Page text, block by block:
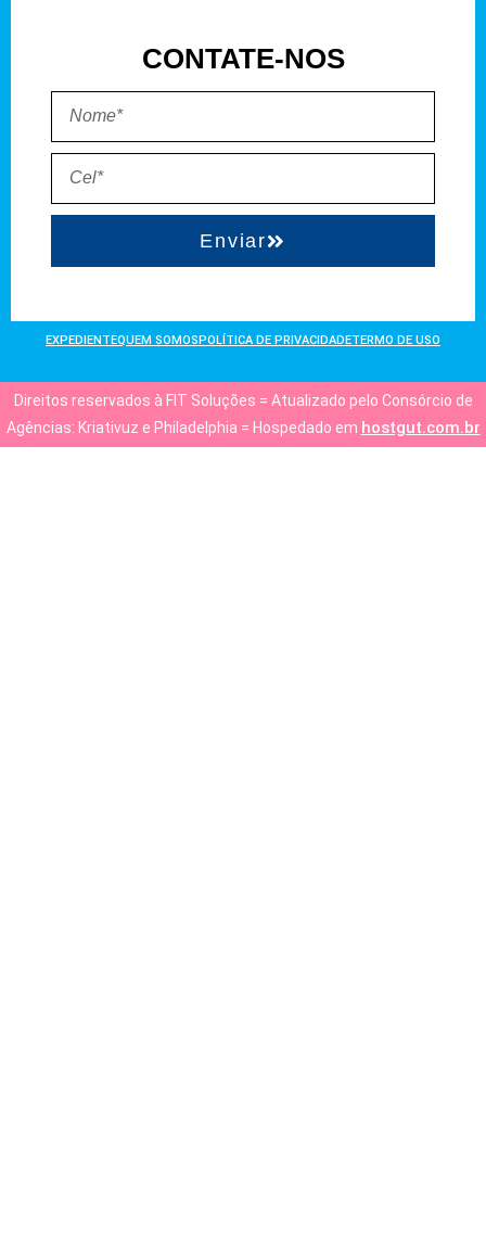
CONTATE-NOS
Enviar
EXPEDIENTEQUEM SOMOSPOLÍTICA DE PRIVACIDADETERMO DE USO
Direitos reservados à FIT Soluções = Atualizado pelo Consórcio de
Agências: Kriativuz e Philadelphia = Hospedado em hostgut.com.br